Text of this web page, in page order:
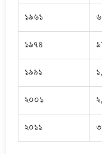
১৯৬১
১৯৭৪
১৯৯১
২০০১
২০১১